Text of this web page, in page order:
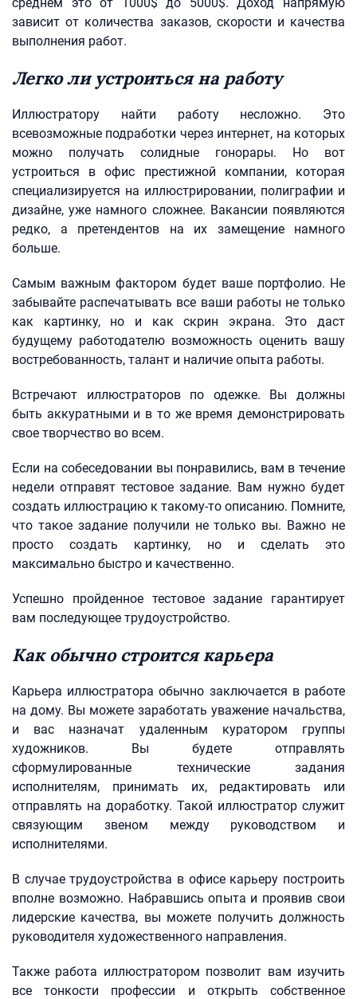
зависит от количества заказов, скорости и качества
выполнения работ.
Легко ли устроиться на работу
Иллюстратору найти работу несложно. Это
всевозможные подработки через интернет, на которых
можно получать солидные гонорары. Но вот
устроиться в офис престижной компании, которая
специализируется на иллюстрировании, полиграфии и
дизайне, уже намного сложнее. Вакансии появляются
редко, а претендентов на их замещение намного
больше.
Самым важным фактором будет ваше портфолио. Не
забывайте распечатывать все ваши работы не только
как картинку, но и как скрин экрана. Это даст
будущему работодателю возможность оценить вашу
востребованность, талант и наличие опыта работы.
Встречают иллюстраторов по одежке. Вы должны
быть аккуратными и в то же время демонстрировать
свое творчество во всем.
Если на собеседовании вы понравились, вам в течение
недели отправят тестовое задание. Вам нужно будет
создать иллюстрацию к такому-то описанию. Помните,
что такое задание получили не только вы. Важно не
просто создать картинку, но и сделать это
максимально быстро и качественно.
Успешно пройденное тестовое задание гарантирует
вам последующее трудоустройство.
Как обычно строится карьера
Карьера иллюстратора обычно заключается в работе
на дому. Вы можете заработать уважение начальства,
и вас назначат удаленным куратором группы
художников. Вы будете отправлять
сформулированные технические задания
исполнителям, принимать их, редактировать или
отправлять на доработку. Такой иллюстратор служит
связующим звеном между руководством и
исполнителями.
В случае трудоустройства в офисе карьеру построить
вполне возможно. Набравшись опыта и проявив свои
лидерские качества, вы можете получить должность
руководителя художественного направления.
Также работа иллюстратором позволит вам изучить
все тонкости профессии и открыть собственное